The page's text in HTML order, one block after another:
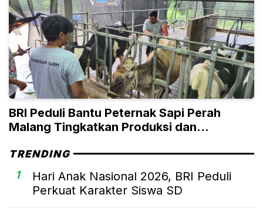
BRI Peduli Bantu Peternak Sapi Perah
Malang Tingkatkan Produksi dan
TRENDING
1
Hari Anak Nasional 2026, BRI Peduli
Perkuat Karakter Siswa SD